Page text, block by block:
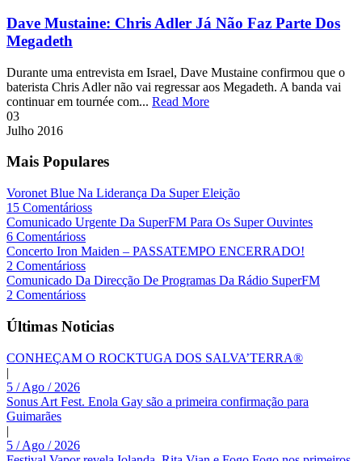
Dave Mustaine: Chris Adler Já Não Faz Parte Dos
Megadeth
Durante uma entrevista em Israel, Dave Mustaine confirmou que o
baterista Chris Adler não vai regressar aos Megadeth. A banda vai
continuar em tournée com... Read More
03
Julho 2016
Mais Populares
Voronet Blue Na Liderança Da Super Eleição
15 Comentárioss
Comunicado Urgente Da SuperFM Para Os Super Ouvintes
6 Comentárioss
Concerto Iron Maiden – PASSATEMPO ENCERRADO!
2 Comentárioss
Comunicado Da Direcção De Programas Da Rádio SuperFM
2 Comentárioss
Últimas Noticias
CONHEÇAM O ROCKTUGA DOS SALVA’TERRA®
|
5 / Ago / 2026
Sonus Art Fest. Enola Gay são a primeira confirmação para
Guimarães
|
5 / Ago / 2026